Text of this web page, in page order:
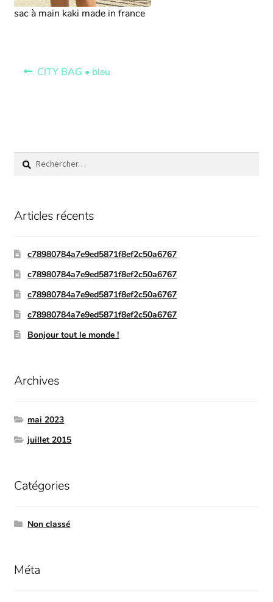
sac à main kaki made in france
CITY BAG • bleu
Articles récents
c78980784a7e9ed5871f8ef2c50a6767
c78980784a7e9ed5871f8ef2c50a6767
c78980784a7e9ed5871f8ef2c50a6767
c78980784a7e9ed5871f8ef2c50a6767
Bonjour tout le monde !
Archives
mai 2023
juillet 2015
Catégories
Non classé
Méta